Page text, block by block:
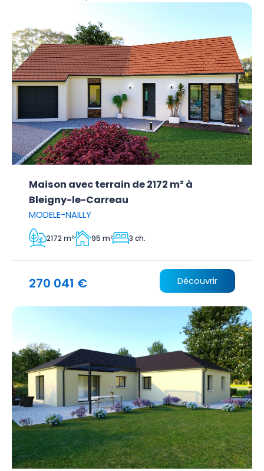
Maison avec terrain de 2172 m² à
Bleigny-le-Carreau
MODELE-NAILLY
2172 m² 95 m² 3 ch.
270 041 € Découvrir